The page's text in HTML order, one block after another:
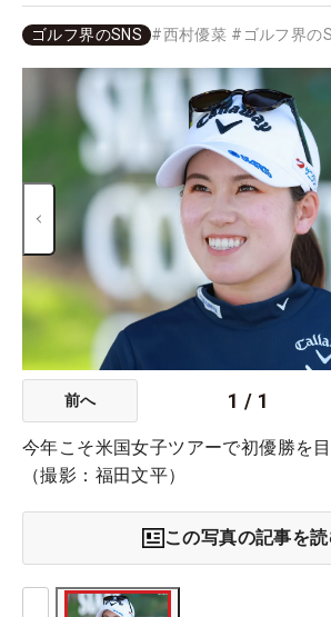
ゴルフ界のSNS #西村優菜 # ゴルフ界の
前へ 1 / 1
今年こそ米国女子ツアーで初優勝を
（撮影：福田文平）
この写真の記事を